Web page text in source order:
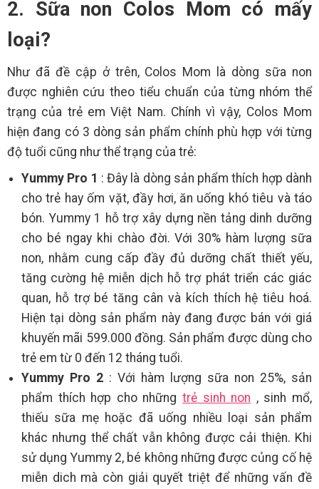
2. Sữa non Colos Mom có mấy
loại?
Như đã đề cập ở trên, Colos Mom là dòng sữa non
được nghiên cứu theo tiểu chuẩn của từng nhóm thể
trạng của trẻ em Việt Nam. Chính vì vậy, Colos Mom
hiện đang có 3 dòng sản phẩm chính phù hợp với từng
độ tuổi cũng như thể trạng của trẻ:
Yummy Pro 1 : Đây là dòng sản phẩm thích hợp dành
cho trẻ hay ốm vặt, đầy hơi, ăn uống khó tiêu và táo
bón. Yummy 1 hỗ trợ xây dựng nền tảng dinh dưỡng
cho bé ngay khi chào đời. Với 30% hàm lượng sữa
non, nhằm cung cấp đầy đủ dưỡng chất thiết yếu,
tăng cường hệ miễn dịch hỗ trợ phát triển các giác
quan, hỗ trợ bé tăng cân và kích thích hệ tiêu hoá.
Hiện tại dòng sản phẩm này đang được bán với giá
khuyến mãi 599.000 đồng. Sản phẩm được dùng cho
trẻ em từ 0 đến 12 tháng tuổi.
Yummy Pro 2 : Với hàm lượng sữa non 25%, sản
phẩm thích hợp cho những trẻ sinh non , sinh mổ,
thiếu sữa mẹ hoặc đã uống nhiều loại sản phẩm
khác nhưng thể chất vẫn không được cải thiện. Khi
sử dụng Yummy 2, bé không những được củng cố hệ
miễn dich mà còn giải quyết triệt để những vấn đề